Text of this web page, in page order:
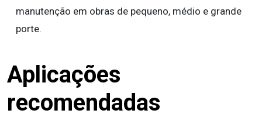
manutenção em obras de pequeno, médio e grande
porte.
Aplicações
recomendadas